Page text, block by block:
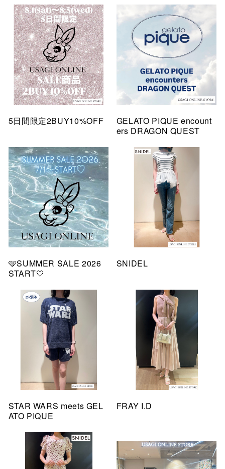
5日間限定2BUY10%OFF
GELATO PIQUE encount
ers DRAGON QUEST
🩵SUMMER SALE 2026
START🤍
SNIDEL
STAR WARS meets GEL
ATO PIQUE
FRAY I.D